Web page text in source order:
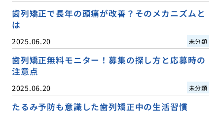
歯列矯正で長年の頭痛が改善？そのメカニズムと
は
2025.06.20 未分類
歯列矯正無料モニター！募集の探し方と応募時の
注意点
2025.06.20 未分類
たるみ予防も意識した歯列矯正中の生活習慣